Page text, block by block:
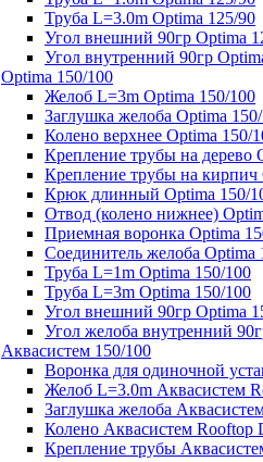
Труба L=3.0m Optima 125/90
Угол внешний 90гр Optima
Угол внутренний 90гр
Optima 150/100
Желоб L=3m Optima 150/100
Заглушка желоба Optima
Колено верхнее Optima 150/
Крепление трубы на дерево
Крепление трубы на кирпич
Крюк длинный Optima 150/
Отвод (колено нижнее)
Приемная воронка Optima
Соединитель желоба Optima
Труба L=1m Optima 150/100
Труба L=3m Optima 150/100
Угол внешний 90гр Optima
Угол желоба внутренний
Аквасистем 150/100
Воронка для одиночной
Желоб L=3.0m Аквасистем
Заглушка желоба
Колено Аквасистем Rooftop
Крепление трубы